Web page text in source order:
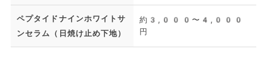
ペプタイドナインホワイトサ
ンセラム（日焼け止め下地）
約3,000〜4,000
円